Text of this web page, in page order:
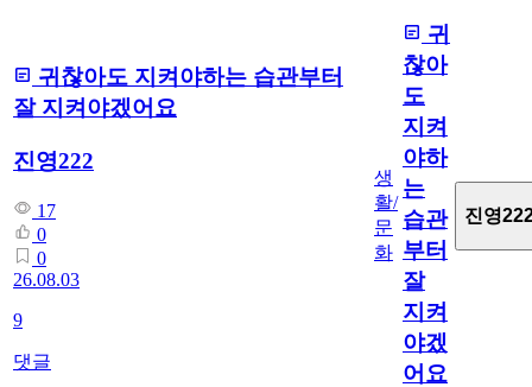
귀찮아도 지켜야하는 습관부터
잘 지켜야겠어요
진영222
17
0
0
26.08.03
9
댓글
생
활/
문
화
귀
찮아
도
지켜
야하
는
습관
부터
잘
지켜
야겠
어요
진영